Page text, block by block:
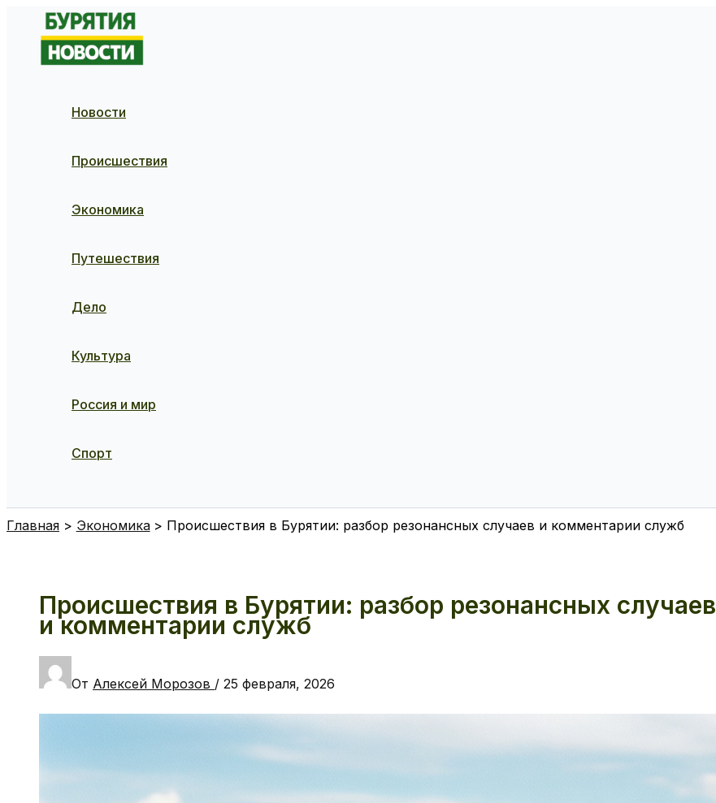
Перейти
содержимому
Новости
Происшествия
Экономика
Путешествия
Дело
Культура
Россия и мир
Спорт
Главная Экономика Происшествия в Бурятии: разбор резонансных случаев и комментарии служб
Происшествия в Бурятии: разбор резонансных случаев
и комментарии служб
От Алексей Морозов / 25 февраля, 2026